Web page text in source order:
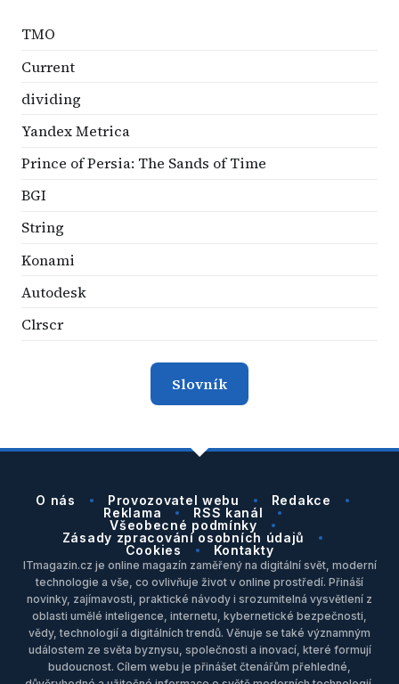
TMO
Current
dividing
Yandex Metrica
Prince of Persia: The Sands of Time
BGI
String
Konami
Autodesk
Clrscr
Slovník
O nás Provozovatel webu
Redakce
Reklama
RSS kanál
Všeobecné podmínky
Zásady zpracování osobních údajů
Cookies
Kontakty
ITmagazin.cz je online magazín zaměřený na digitální svět, moderní
technologie a vše, co ovlivňuje život v online prostředí. Přináší
novinky, zajímavosti, praktické návody i srozumitelná vysvětlení z
oblasti umělé inteligence, internetu, kybernetické bezpečnosti,
vědy, technologií a digitálních trendů. Věnuje se také významným
událostem ze světa byznysu, společnosti a inovací, které formují
budoucnost. Cílem webu je přinášet čtenářům přehledné,